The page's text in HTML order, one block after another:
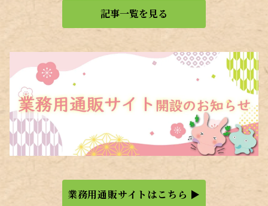
記事一覧を見る
業務用通販サイトはこちら ▶